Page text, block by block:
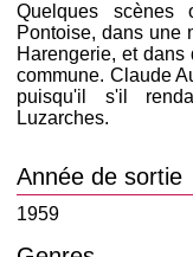
Quelques
Pontoise, dans une
Harengerie, et
commune. Claude
puisqu'il s'il
Luzarches.
Année de sortie
1959